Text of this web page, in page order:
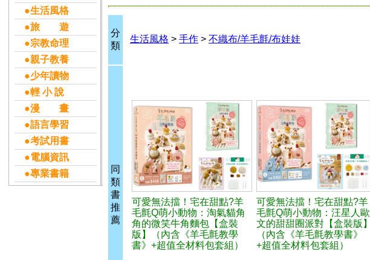
●生活風格
●旅 遊
●宗教命理
●親子教養
●少年讀物
●輕 小 說
●漫 畫
●語言學習
●考試用書
●電腦資訊
●專業書籍
分
類
生活風格 > 手作 > 不織布/羊毛氈/布娃娃
同
類
書
推
薦
可愛無法擋！宅在甜點?羊
毛氈Q萌小動物：淘氣貓角
角的微笑牛角麵包【盒裝
版】（內含《羊毛氈教學
書》+超值全材料包套組）
可愛無法擋！宅在甜點?羊
毛氈Q萌小動物：汪星人歐
文的甜甜圈派對【盒裝版】
（內含《羊毛氈教學書》
+超值全材料包套組）